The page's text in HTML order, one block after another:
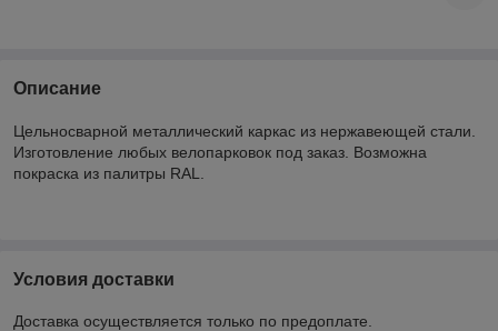
Описание
Цельносварной металлический каркас из нержавеющей стали.
Изготовление любых велопарковок под заказ. Возможна
покраска из палитры RAL.
Условия доставки
Доставка осуществляется только по предоплате.